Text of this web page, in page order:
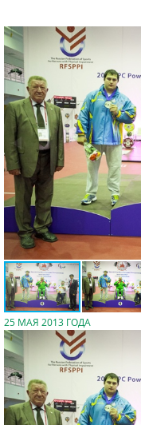
25 МАЯ 2013 ГОДА